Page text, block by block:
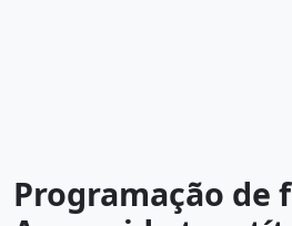
Programação de